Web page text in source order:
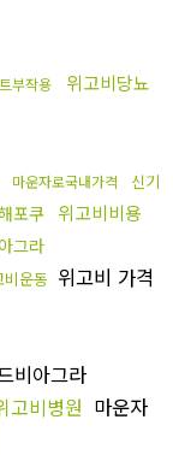
부작용 위고비당뇨
마운자로국내가격
신기
포쿠 위고비비용
그라
비운동 위고비 가격
비아그라
고비병원 마운자